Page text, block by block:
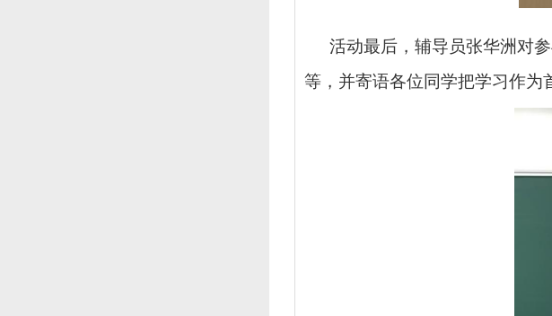
活动最后，辅导员张华洲对
等，并寄语各位同学把学习作为